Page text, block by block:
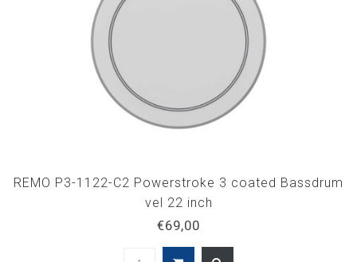
REMO P3-1122-C2 Powerstroke 3 coated Bassdrum
vel 22 inch
€69,00